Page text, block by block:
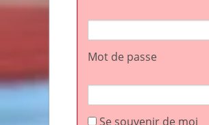
Mot de passe
Se souvenir de moi